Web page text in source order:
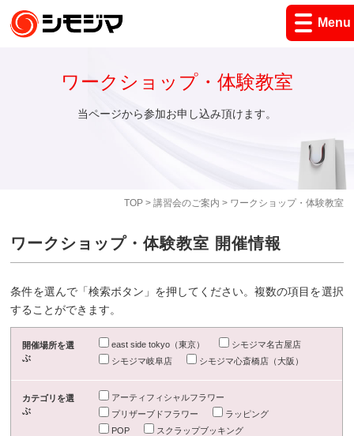
Menu
TOP> 講習会のご案内 > ワークショップ・体験教室
ワークショップ・体験教室
当ページから参加お申し込み頂けます。
ワークショップ・体験教室 開催情報
条件を選んで「検索ボタン」を押してください。複数の項目を選択
することができます。
開催場所を選
ぶ
east side tokyo（東京）
シモジマ名古屋店
シモジマ岐阜店
シモジマ心斎橋店（大阪）
カテゴリを選
ぶ
アーティフィシャルフラワー
プリザーブドフラワー
ラッピング
POP
スクラップブッキング